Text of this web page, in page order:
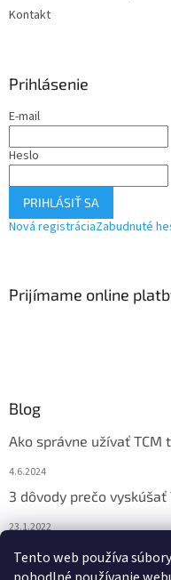
Tento web používa
Kontakt
Prihlásenie
E-mail
Heslo
PRIHLÁSIŤ SA
Nová registráciaZabudnuté
Prijímame online
Blog
Ako správne užívať TCM
4.6.2024
3 dôvody prečo
23.1.2022
Nadmerne vám
medicína